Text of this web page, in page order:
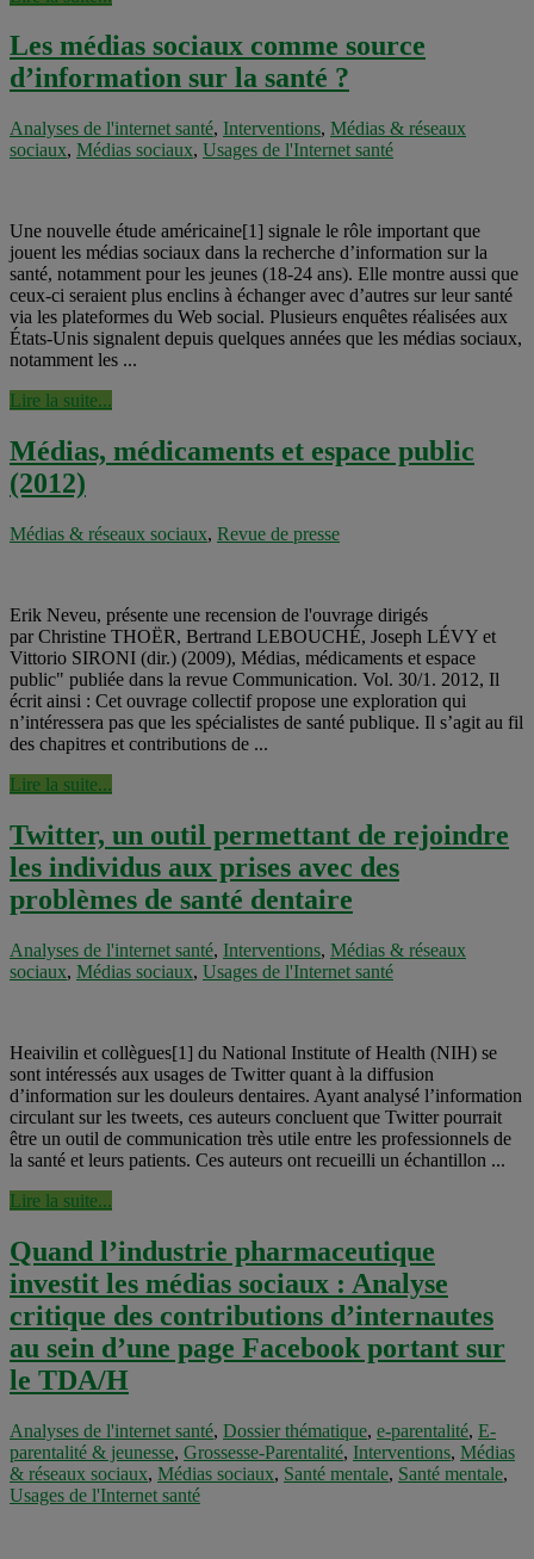
Les médias sociaux comme source
d’information sur la santé ?
Analyses de l'internet santé, Interventions, Médias & réseaux
sociaux, Médias sociaux, Usages de l'Internet santé
Une nouvelle étude américaine[1] signale le rôle important que
jouent les médias sociaux dans la recherche d’information sur la
santé, notamment pour les jeunes (18-24 ans). Elle montre aussi que
ceux-ci seraient plus enclins à échanger avec d’autres sur leur santé
via les plateformes du Web social. Plusieurs enquêtes réalisées aux
États-Unis signalent depuis quelques années que les médias sociaux,
notamment les ...
Lire la suite...
Médias, médicaments et espace public
(2012)
Médias & réseaux sociaux, Revue de presse
Erik Neveu, présente une recension de l'ouvrage dirigés
par Christine THOËR, Bertrand LEBOUCHÉ, Joseph LÉVY et
Vittorio SIRONI (dir.) (2009), Médias, médicaments et espace
public" publiée dans la revue Communication. Vol. 30/1. 2012, Il
écrit ainsi : Cet ouvrage collectif propose une exploration qui
n’intéressera pas que les spécialistes de santé publique. Il s’agit au fil
des chapitres et contributions de ...
Lire la suite...
Twitter, un outil permettant de rejoindre
les individus aux prises avec des
problèmes de santé dentaire
Analyses de l'internet santé, Interventions, Médias & réseaux
sociaux, Médias sociaux, Usages de l'Internet santé
Heaivilin et collègues[1] du National Institute of Health (NIH) se
sont intéressés aux usages de Twitter quant à la diffusion
d’information sur les douleurs dentaires. Ayant analysé l’information
circulant sur les tweets, ces auteurs concluent que Twitter pourrait
être un outil de communication très utile entre les professionnels de
la santé et leurs patients. Ces auteurs ont recueilli un échantillon ...
Lire la suite...
Quand l’industrie pharmaceutique
investit les médias sociaux : Analyse
critique des contributions d’internautes
au sein d’une page Facebook portant sur
le TDA/H
Analyses de l'internet santé, Dossier thématique, e-parentalité, E-
parentalité & jeunesse, Grossesse-Parentalité, Interventions, Médias
& réseaux sociaux, Médias sociaux, Santé mentale, Santé mentale,
Usages de l'Internet santé